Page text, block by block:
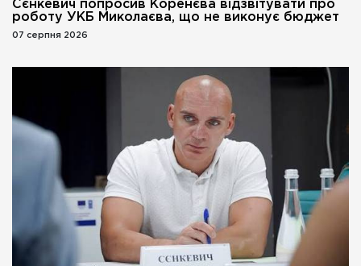
Сєнкевич попросив Коренєва відзвітувати про
роботу УКБ Миколаєва, що не виконує бюджет
07 серпня 2026